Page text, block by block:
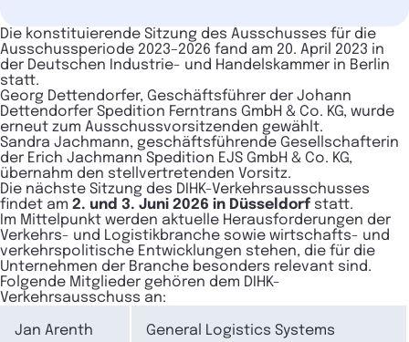
Die konstituierende Sitzung des Ausschusses für die
Ausschussperiode 2023–2026 fand am 20. April 2023 in
der Deutschen Industrie- und Handelskammer in Berlin
statt.
Georg Dettendorfer, Geschäftsführer der Johann
Dettendorfer Spedition Ferntrans GmbH & Co. KG, wurde
erneut zum Ausschussvorsitzenden gewählt.
Sandra Jachmann, geschäftsführende Gesellschafterin
der Erich Jachmann Spedition EJS GmbH & Co. KG,
übernahm den stellvertretenden Vorsitz.
Die nächste Sitzung des DIHK-Verkehrsausschusses
findet am 2. und 3. Juni 2026 in Düsseldorf statt.
Im Mittelpunkt werden aktuelle Herausforderungen der
Verkehrs- und Logistikbranche sowie wirtschafts- und
verkehrspolitische Entwicklungen stehen, die für die
Unternehmen der Branche besonders relevant sind.
Folgende Mitglieder gehören dem DIHK-
Verkehrsausschuss an:
Jan Arenth
General Logistics Systems